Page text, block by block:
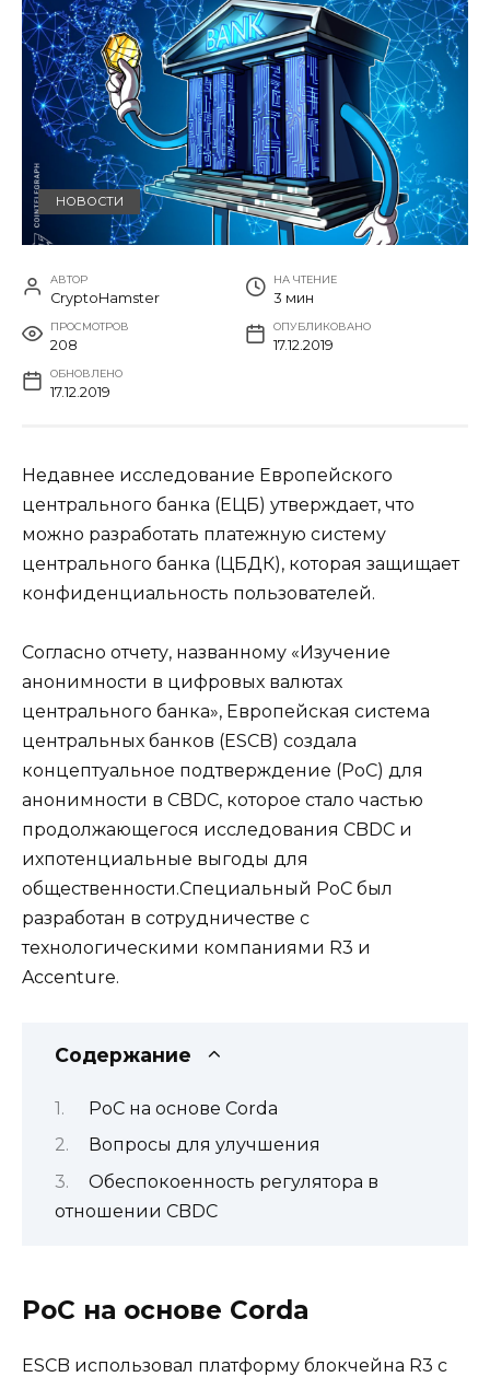
НОВОСТИ
АВТОР
CryptoHamster
НА ЧТЕНИЕ
3 мин
ПРОСМОТРОВ
208
ОПУБЛИКОВАНО
17.12.2019
ОБНОВЛЕНО
17.12.2019
Недавнее исследование Европейского
центрального банка (ЕЦБ) утверждает, что
можно разработать платежную систему
центрального банка (ЦБДК), которая защищает
конфиденциальность пользователей.
Согласно отчету, названному «Изучение
анонимности в цифровых валютах
центрального банка», Европейская система
центральных банков (ESCB) создала
концептуальное подтверждение (PoC) для
анонимности в CBDC, которое стало частью
продолжающегося исследования CBDC и
ихпотенциальные выгоды для
общественности.Специальный PoC был
разработан в сотрудничестве с
технологическими компаниями R3 и
Accenture.
Содержание
PoC на основе Corda
Вопросы для улучшения
Обеспокоенность регулятора в
отношении CBDC
PoC на основе Corda
ESCB использовал платформу блокчейна R3 с